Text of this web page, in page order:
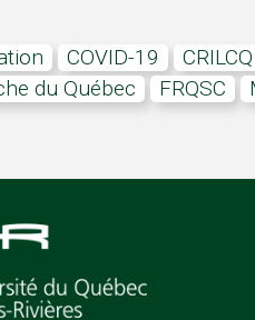
COVID-19 CRILCQ
du Québec
FRQSC